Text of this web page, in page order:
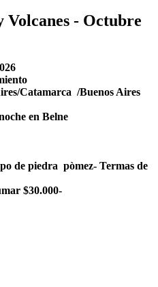
Volcanes - Octubre
Catamarca /Buenos Aires
en Belne
de piedra pòmez- Termas de
$30.000-